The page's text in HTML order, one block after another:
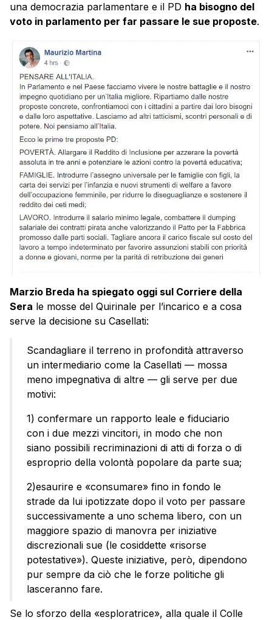
una democrazia parlamentare e il PD ha bisogno del
voto in parlamento per far passare le sue proposte.
Marzio Breda ha spiegato oggi sul Corriere della
Sera le mosse del Quirinale per l’incarico e a cosa
serve la decisione su Casellati:
Scandagliare il terreno in profondità attraverso
un intermediario come la Casellati — mossa
meno impegnativa di altre — gli serve per due
motivi:
1) confermare un rapporto leale e fiduciario
con i due mezzi vincitori, in modo che non
siano possibili recriminazioni di atti di forza o di
esproprio della volontà popolare da parte sua;
2)esaurire e «consumare» fino in fondo le
strade da lui ipotizzate dopo il voto per passare
successivamente a uno schema libero, con un
maggiore spazio di manovra per iniziative
discrezionali sue (le cosiddette «risorse
potestative»). Queste iniziative, però, dipendono
pur sempre da ciò che le forze politiche gli
lasceranno fare.
Se lo sforzo della «esploratrice», alla quale il Colle